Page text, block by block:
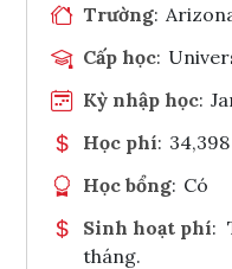
Trường:
Cấp học:
Kỳ nhập học:
Học phí:
Học bổng: Có
Sinh hoạt phí:
tháng.